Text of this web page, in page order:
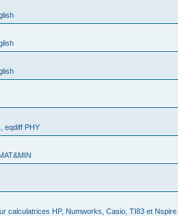
eqdiff PHY
calculatrices HP, Numworks, Casio, TI83 et Nspire